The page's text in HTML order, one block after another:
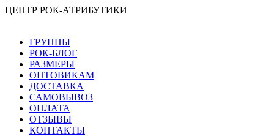
ЦЕНТР РОК-АТРИБУТИКИ
ГРУППЫ
РОК-БЛОГ
РАЗМЕРЫ
ОПТОВИКАМ
ДОСТАВКА
САМОВЫВОЗ
ОПЛАТА
ОТЗЫВЫ
КОНТАКТЫ